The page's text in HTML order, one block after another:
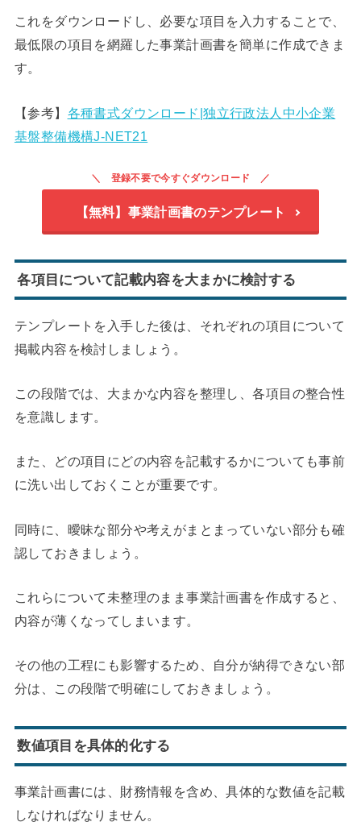
これをダウンロードし、必要な項目を入力することで、
最低限の項目を網羅した事業計画書を簡単に作成できま
す。
【参考】 各種書式ダウンロード|独立行政法人中小企業
基盤整備機構J-NET21
登録不要で今すぐダウンロード
【無料】事業計画書のテンプレート
各項目について記載内容を大まかに検討する
テンプレートを入手した後は、それぞれの項目について
掲載内容を検討しましょう。
この段階では、大まかな内容を整理し、各項目の整合性
を意識します。
また、どの項目にどの内容を記載するかについても事前
に洗い出しておくことが重要です。
同時に、曖昧な部分や考えがまとまっていない部分も確
認しておきましょう。
これらについて未整理のまま事業計画書を作成すると、
内容が薄くなってしまいます。
その他の工程にも影響するため、自分が納得できない部
分は、この段階で明確にしておきましょう。
数値項目を具体的化する
事業計画書には、財務情報を含め、具体的な数値を記載
しなければなりません。